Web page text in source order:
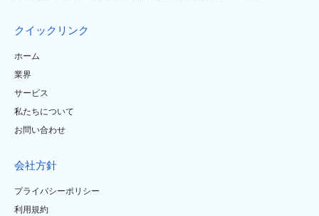
クイックリンク
ホーム
業界
サービス
私たちについて
お問い合わせ
会社方針
プライバシーポリシー
利用規約